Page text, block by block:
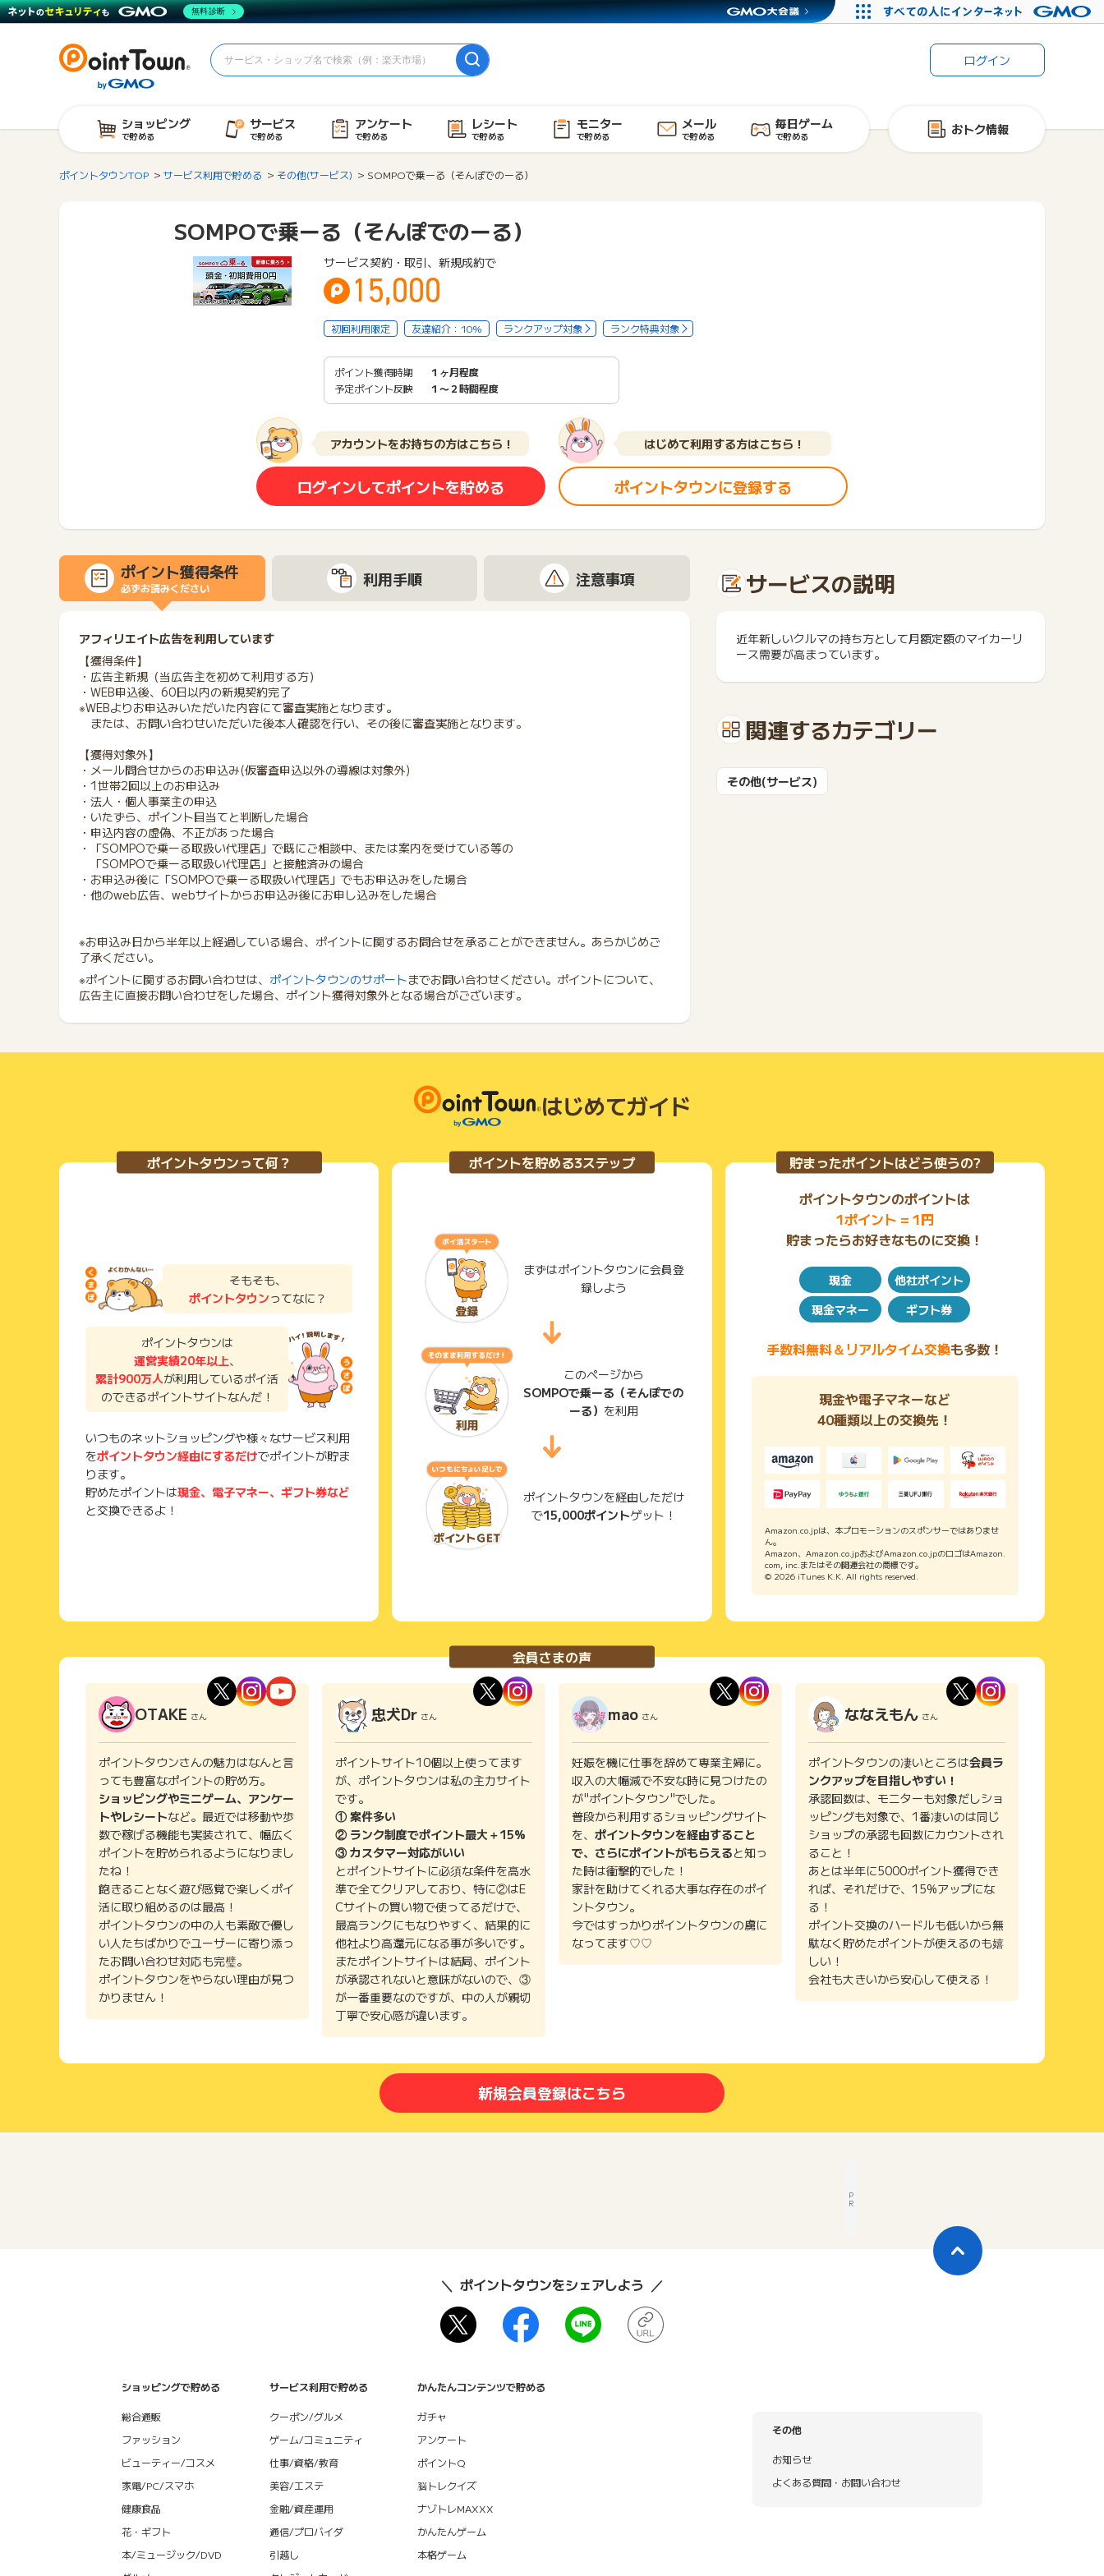
ログイン
ショッピング
で貯める
サービス
で貯める
アンケート
で貯める
レシート
で貯める
モニター
で貯める
メール
で貯める
毎日ゲーム
で貯める おトク情報
ポイントタウンTOP サービス利用で貯める その他(サービス) SOMPOで乗ーる（そんぽでのーる）
SOMPOで乗ーる（そんぽでのーる）
サービス契約・取引、新規成約で
15,000
初回利用限定 友達紹介：10% ランクアップ対象 ランク特典対象
ポイント獲得時期
１ヶ月程度
予定ポイント反映
１〜２時間程度
アカウントをお持ちの方はこちら！
ログインしてポイントを貯める
はじめて利用する方はこちら！
ポイントタウンに登録する
ポイント獲得条件
必ずお読みください 利用手順 注意事項
アフィリエイト広告を利用しています
【獲得条件】
・広告主新規（当広告主を初めて利用する方）
・WEB申込後、60日以内の新規契約完了
※WEBよりお申込みいただいた内容にて審査実施となります。
または、お問い合わせいただいた後本人確認を行い、その後に審査実施となります。
【獲得対象外】
・メール問合せからのお申込み(仮審査申込以外の導線は対象外)
・1世帯2回以上のお申込み
・法人・個人事業主の申込
・いたずら、ポイント目当てと判断した場合
・申込内容の虚偽、不正があった場合
・「SOMPOで乗ーる取扱い代理店」で既にご相談中、または案内を受けている等の
「SOMPOで乗ーる取扱い代理店」と接触済みの場合
・お申込み後に「SOMPOで乗ーる取扱い代理店」でもお申込みをした場合
・他のweb広告、webサイトからお申込み後にお申し込みをした場合
※お申込み日から半年以上経過している場合、ポイントに関するお問合せを承ることができません。あらかじめご
了承ください。
※ポイントに関するお問い合わせは、 ポイントタウンのサポートまでお問い合わせください。ポイントについて、
広告主に直接お問い合わせをした場合、ポイント獲得対象外となる場合がございます。
サービスの説明
近年新しいクルマの持ち方として月額定額のマイカーリ
ース需要が高まっています。
関連するカテゴリー
その他(サービス)
はじめてガイド
ポイントタウンって何？
そもそも、
ポイントタウンってなに？
ポイントタウンは
運営実績20年以上、
累計900万人が利用しているポイ活
のできるポイントサイトなんだ！
いつものネットショッピングや様々なサービス利用
をポイントタウン経由にするだけでポイントが貯ま
ります。
貯めたポイントは現金、電子マネー、ギフト券など
と交換できるよ！
ポイントを貯める3ステップ
まずはポイントタウンに会員登
録しよう
このページから
SOMPOで乗ーる（そんぽでの
ーる） を利用
ポイントタウンを経由しただけ
で15,000ポイントゲット！
貯まったポイントはどう使うの?
ポイントタウンのポイントは
1ポイント = 1円
貯まったらお好きなものに交換！
現金
他社ポイント
現金マネー
ギフト券
手数料無料＆リアルタイム交換も多数！
現金や電子マネーなど
40種類以上の交換先！
Amazon.co.jpは、本プロモーションのスポンサーではありませ
ん。
Amazon、Amazon.co.jpおよびAmazon.co.jpのロゴはAmazon.
com, inc.またはその関連会社の商標です。
© 2026 iTunes K.K. All rights reserved.
会員さまの声
OTAKE さん
ポイントタウンさんの魅力はなんと言
っても豊富なポイントの貯め方。
ショッピングやミニゲーム、アンケー
トやレシートなど。最近では移動や歩
数で稼げる機能も実装されて、幅広く
ポイントを貯められるようになりまし
たね！
飽きることなく遊び感覚で楽しくポイ
活に取り組めるのは最高！
ポイントタウンの中の人も素敵で優し
い人たちばかりでユーザーに寄り添っ
たお問い合わせ対応も完璧。
ポイントタウンをやらない理由が見つ
かりません！
忠犬Dr さん
ポイントサイト10個以上使ってます
が、ポイントタウンは私の主力サイト
です。
① 案件多い
② ランク制度でポイント最大＋15%
③ カスタマー対応がいい
とポイントサイトに必須な条件を高水
準で全てクリアしており、特に②はE
Cサイトの買い物で使ってるだけで、
最高ランクにもなりやすく、結果的に
他社より高還元になる事が多いです。
またポイントサイトは結局、ポイント
が承認されないと意味がないので、③
が一番重要なのですが、中の人が親切
丁寧で安心感が違います。
mao さん
妊娠を機に仕事を辞めて専業主婦に。
収入の大幅減で不安な時に見つけたの
が"ポイントタウン"でした。
普段から利用するショッピングサイト
を、 ポイントタウンを経由すること
で、さらにポイントがもらえると知っ
た時は衝撃的でした！
家計を助けてくれる大事な存在のポイ
ントタウン。
今ではすっかりポイントタウンの虜に
なってます♡♡
ななえもん さん
ポイントタウンの凄いところは会員ラ
ンクアップを目指しやすい！
承認回数は、モニターも対象だしショ
ッピングも対象で、1番凄いのは同じ
ショップの承認も回数にカウントされ
ること！
あとは半年に5000ポイント獲得でき
れば、それだけで、15%アップにな
る！
ポイント交換のハードルも低いから無
駄なく貯めたポイントが使えるのも嬉
しい！
会社も大きいから安心して使える！
新規会員登録はこちら
P
R
ポイントタウンをシェアしよう
ショッピングで貯める
総合通販
ファッション
ビューティー/コスメ
家電/PC/スマホ
健康食品
花・ギフト
本/ミュージック/DVD
サービス利用で貯める
クーポン/グルメ
ゲーム/コミュニティ
仕事/資格/教育
美容/エステ
金融/資産運用
通信/プロバイダ
引越し
かんたんコンテンツで貯める
ガチャ
アンケート
ポイントQ
脳トレクイズ
ナゾトレMAXXX
かんたんゲーム
本格ゲーム
その他
お知らせ
よくある質問・お問い合わせ
無料診断